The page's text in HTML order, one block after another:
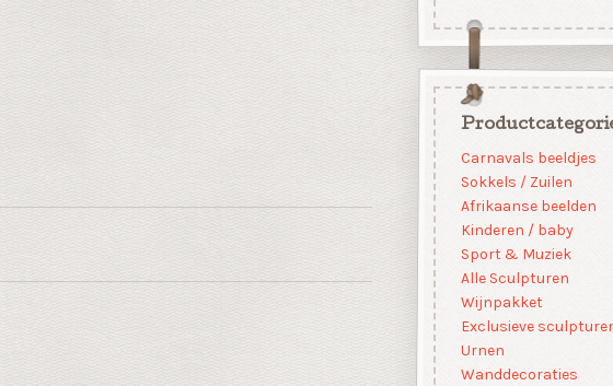
Carnavals beeldjes
Sokkels / Zuilen
Afrikaanse beelden
Kinderen / baby
Sport & Muziek
Alle Sculpturen
Wijnpakket
Exclusieve
Urnen
Wanddecoraties